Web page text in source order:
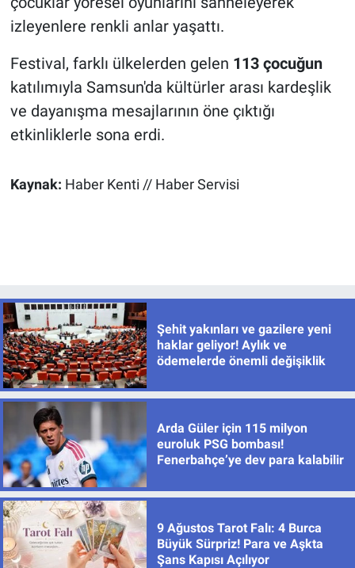
izleyenlere renkli anlar yaşattı.
Festival, farklı ülkelerden gelen 113 çocuğun
katılımıyla Samsun'da kültürler arası kardeşlik
ve dayanışma mesajlarının öne çıktığı
etkinliklerle sona erdi.
Kaynak: Haber Kenti // Haber Servisi
Şehit yakınları ve gazilere yeni
haklar geliyor! Aylık ve
ödemelerde önemli değişiklik
Arda Güler için 115 milyon
euroluk PSG bombası!
Fenerbahçe’ye dev para kalabilir
9 Ağustos Tarot Falı: 4 Burca
Büyük Sürpriz! Para ve Aşkta
Şans Kapısı Açılıyor